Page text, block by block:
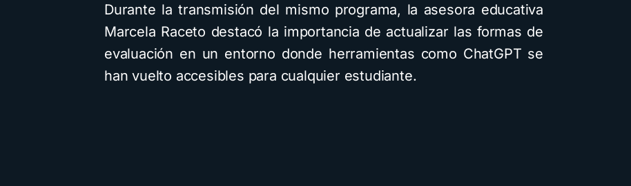
Durante la transmisión del mismo programa, la asesora educativa
Marcela Raceto destacó la importancia de actualizar las formas de
evaluación en un entorno donde herramientas como ChatGPT se
han vuelto accesibles para cualquier estudiante.